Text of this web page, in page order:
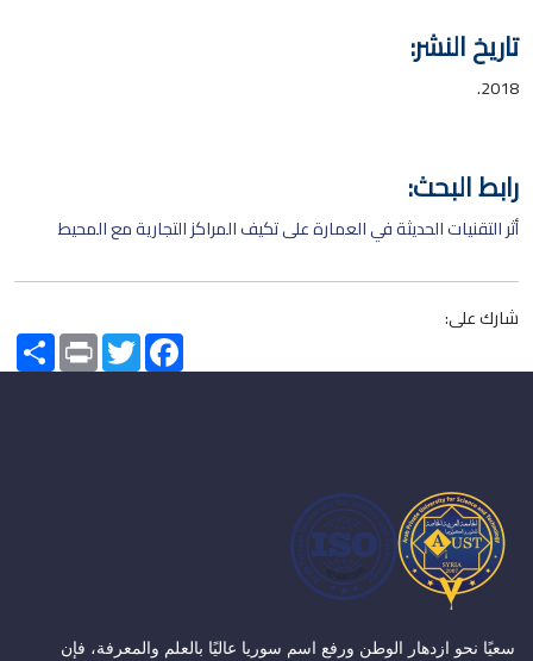
تاريخ النشر:
2018.
رابط البحث:
أثر التقنيات الحديثة في العمارة على تكيف المراكز التجارية مع المحيط
شارك على:
Share PrintTwitterFacebook
سعيًا نحو ازدهار الوطن ورفع اسم سوريا عاليًا بالعلم والمعرفة، فإن